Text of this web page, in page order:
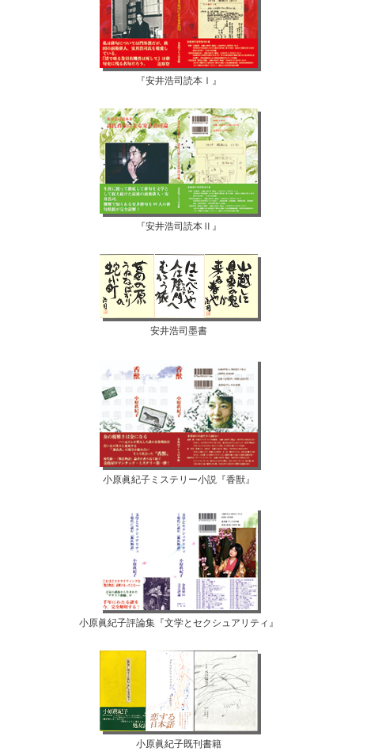
『安井浩司読本Ⅰ』
『安井浩司読本Ⅱ』
安井浩司墨書
小原眞紀子ミステリー小説『香獣』
小原眞紀子評論集『文学とセクシュアリティ』
小原眞紀子既刊書籍